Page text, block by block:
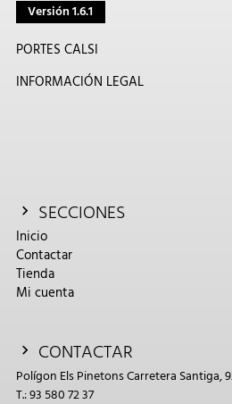
Versión 1.6.1
PORTES CALSI
INFORMACIÓN LEGAL
SECCIONES
Inicio
Contactar
Tienda
Mi cuenta
CONTACTAR
Polígon Els Pinetons Carretera Santiga,
T.: 93 580 72 37